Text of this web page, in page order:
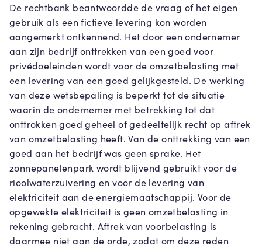
De rechtbank beantwoordde de vraag of het eigen
gebruik als een fictieve levering kon worden
aangemerkt ontkennend. Het door een ondernemer
aan zijn bedrijf onttrekken van een goed voor
privédoeleinden wordt voor de omzetbelasting met
een levering van een goed gelijkgesteld. De werking
van deze wetsbepaling is beperkt tot de situatie
waarin de ondernemer met betrekking tot dat
onttrokken goed geheel of gedeeltelijk recht op aftrek
van omzetbelasting heeft. Van de onttrekking van een
goed aan het bedrijf was geen sprake. Het
zonnepanelenpark wordt blijvend gebruikt voor de
rioolwaterzuivering en voor de levering van
elektriciteit aan de energiemaatschappij. Voor de
opgewekte elektriciteit is geen omzetbelasting in
rekening gebracht. Aftrek van voorbelasting is
daarmee niet aan de orde, zodat om deze reden